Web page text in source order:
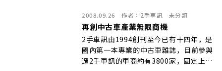
且因為我們的專業與用心，成交時獲得的
成就感及顧客的肯定，至今已累積不少消
費者的支持。
2008.09.26 作者： 2手車訊 未分類
再創中古車產業無限商機
2手車訊由1994創刊至今已有十四年，是
國內第一本專業的中古車雜誌，目前參與
過2手車訊的車商約有3800家，固定上刊